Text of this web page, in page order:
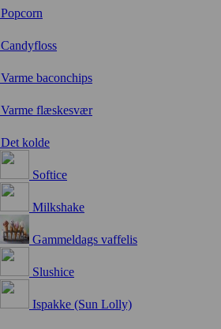
Popcorn
Candyfloss
Varme baconchips
Varme flæskesvær
Det kolde
Softice
Milkshake
Gammeldags vaffelis
Slushice
Ispakke (Sun Lolly)